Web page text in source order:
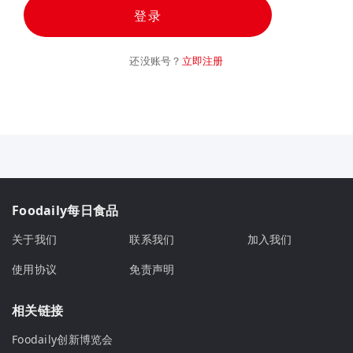
登录
还没账号？ 立即注册
Foodaily每日食品
关于我们 联系我们
加入我们
使用协议
免责声明
相关链接
Foodaily创新博览会